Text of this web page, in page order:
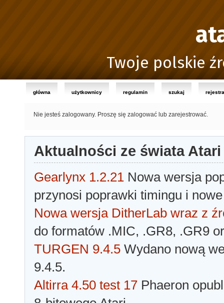
Twoje polskie
główna użytkownicy regulamin szukaj
Nie jesteś zalogowany. Proszę się zalogować lub zarejestrować.
Aktualności ze świata Atari
Gearlynx 1.2.21 Nowa wersja
przynosi poprawki timingu i
Nowa wersja DitherLab wraz z
do formatów .MIC, .GR8, .GR9
TURGEN 9.4.5 Wydano nową
9.4.5.
Altirra 4.50 test 17 Phaeron